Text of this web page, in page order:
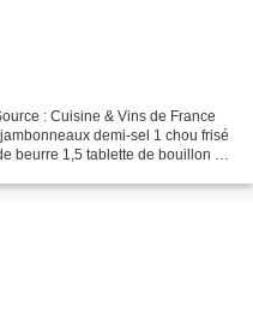
: Cuisine & Vins de France
demi-sel 1 chou frisé
beurre 1,5 tablette de bouillon de